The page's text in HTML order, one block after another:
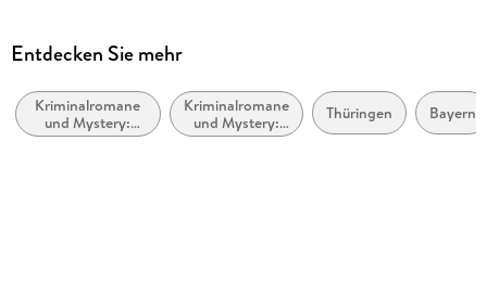
Katharina Schendel
beTHRILLED
Originalsprache
dargestellt
Alle Texte können angepasst werden
Entdecken Sie mehr
Kriminalromane
und Mystery:
Privatdetektiv /
Kriminalromane
und Mystery:
weibliche
Thüringen Bayern